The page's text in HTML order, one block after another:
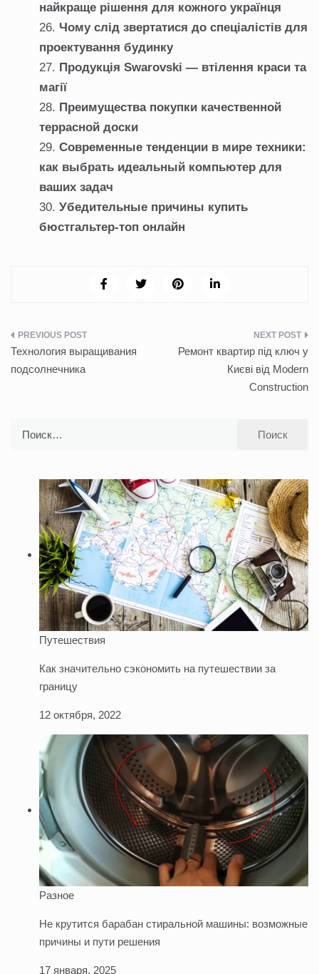
найкраще рішення для кожного українця
Чому слід звертатися до спеціалістів для
проектування будинку
Продукція Swarovski — втілення краси та
магії
Преимущества покупки качественной
террасной доски
Современные тенденции в мире техники:
как выбрать идеальный компьютер для
ваших задач
Убедительные причины купить
бюстгальтер-топ онлайн
Навигация
по
Технология выращивания
подсолнечника
Ремонт квартир під ключ у
Києві від Modern
Construction
Путешествия
Как значительно сэкономить на путешествии за
границу
12 октября, 2022
Разное
Не крутится барабан стиральной машины: возможные
причины и пути решения
17 января, 2025